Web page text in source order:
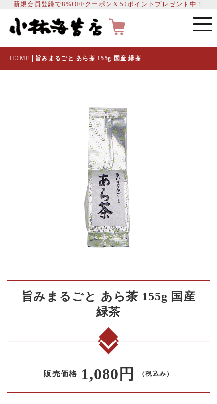
新規会員登録で8%OFFクーポン＆50ポイントプレゼント中！
HOME 旨みまるごと あら茶 155g 国産 緑茶
旨みまるごと あら茶 155g 国産
緑茶
販売価格 1,080円 （税込み）